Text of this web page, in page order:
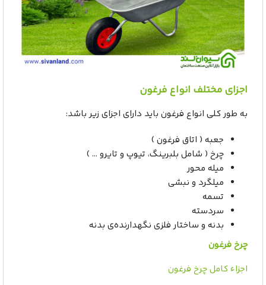
اجزای مختلف انواع فرغون
به طور کلی انواع فرغون باید دارای اجزای زیر باشد:
جعبه ( اتاق فرغون )
چرخ ( شامل بلبرینگ، تیوپ و تایرو … )
میله محور
میلگرد و نبشی
تسمه
سردسته
بدنه و ساختار فلزی نگهدارنده‌ی بدنه
چرخ فرغون
اجزاء کامل چرخ فرغون